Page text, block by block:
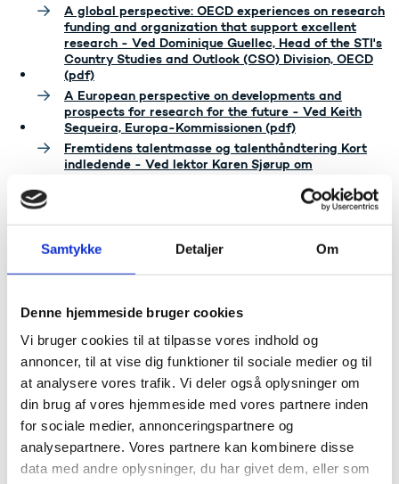
Samtykke Detaljer Om
Denne hjemmeside bruger cookies
Vi bruger cookies til at tilpasse vores indhold og
annoncer, til at vise dig funktioner til sociale medier og til
at analysere vores trafik. Vi deler også oplysninger om
din brug af vores hjemmeside med vores partnere inden
for sociale medier, annonceringspartnere og
analysepartnere. Vores partnere kan kombinere disse
data med andre oplysninger, du har givet dem, eller som
A global perspective: OECD experiences on research
funding and organization that support excellent
research - Ved Dominique Guellec, Head of the STI's
Country Studies and Outlook (CSO) Division, OECD
(pdf)
A European perspective on developments and
prospects for research for the future - Ved Keith
Sequeira, Europa-Kommissionen (pdf)
Fremtidens talentmasse og talenthåndtering Kort
indledende - Ved lektor Karen Sjørup om
Gallupundersøgelse af befolkningens holdning til